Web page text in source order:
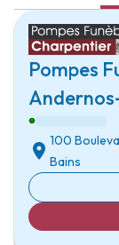
Pompes
100
Bains